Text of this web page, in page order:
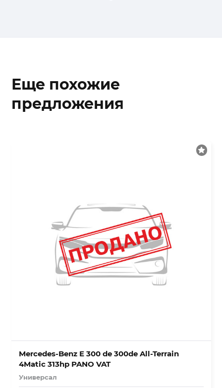
Еще похожие
предложения
Mercedes-Benz E 300 de 300de All-Terrain
4Matic 313hp PANO VAT
Универсал